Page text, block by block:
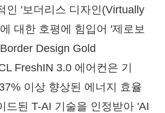
인 '보더리스 디자인(Virtually
대한 호평에 힘입어 '제로보
Design Gold
FreshIN 3.0 에어컨은 기
이상 향상된 에너지 효율
드된 T-AI 기술을 인정받아 'AI